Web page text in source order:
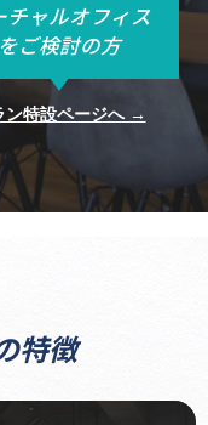
チャルオフィス
をご検討の方
ン特設ページへ →
特徴